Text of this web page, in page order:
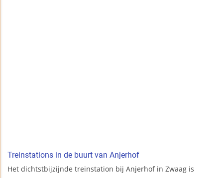
Treinstations in de buurt van Anjerhof
Het dichtstbijzijnde treinstation bij Anjerhof in Zwaag is